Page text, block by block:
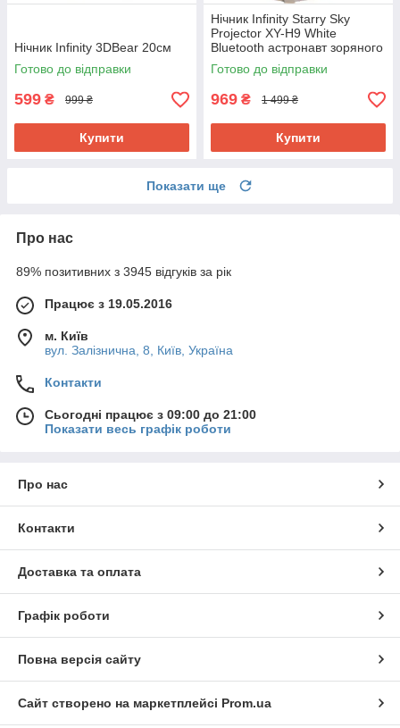
Нічник Infinity 3DBear 20см
Готово до відправки
599 ₴ 999 ₴
Купити
Нічник Infinity Starry Sky
Projector XY-H9 White
Bluetooth астронавт зоряного
неба
Готово до відправки
969 ₴ 1 499 ₴
Купити
Показати ще
Про нас
89% позитивних з 3945 відгуків за рік
Працює з 19.05.2016
м. Київ
вул. Залізнична, 8, Київ, Україна
Контакти
Сьогодні працює з 09:00 до 21:00
Показати весь графік роботи
Про нас
Контакти
Доставка та оплата
Графік роботи
Повна версія сайту
Сайт створено на маркетплейсі Prom.ua